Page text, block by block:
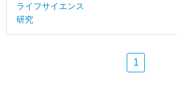
ライフサイエンス
研究
1